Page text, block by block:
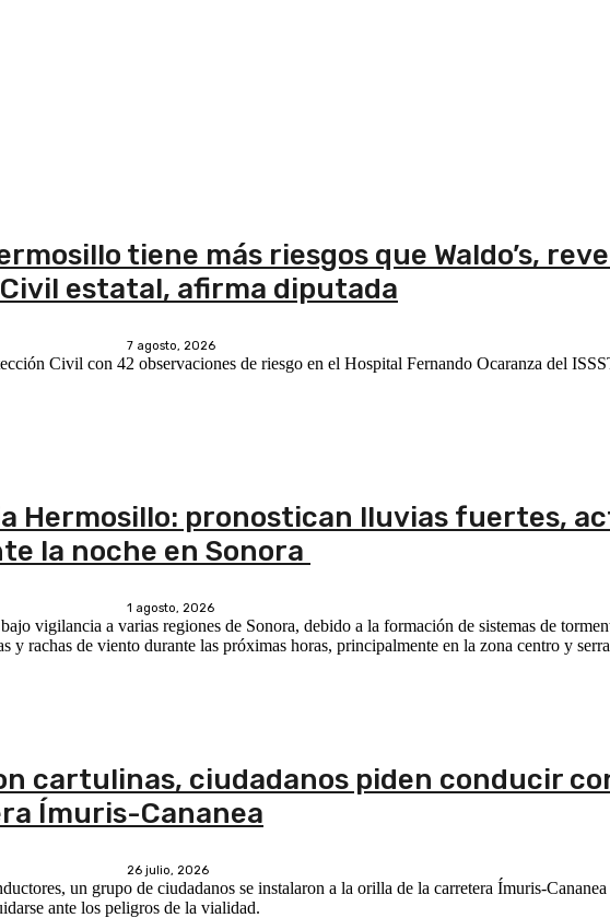
tiene más riesgos que Waldo’s,
estatal, afirma diputada
7 agosto, 2026
Civil con 42 observaciones de riesgo en el Hospital Fernando Ocaranza del
Hermosillo: pronostican lluvias fuertes,
la noche en Sonora
1 agosto, 2026
vigilancia a varias regiones de Sonora, debido a la formación de sistemas de
y rachas de viento durante las próximas horas, principalmente en la zona centro y
cartulinas, ciudadanos piden conducir
Ímuris-Cananea
26 julio, 2026
un grupo de ciudadanos se instalaron a la orilla de la carretera Ímuris-
ante los peligros de la vialidad.